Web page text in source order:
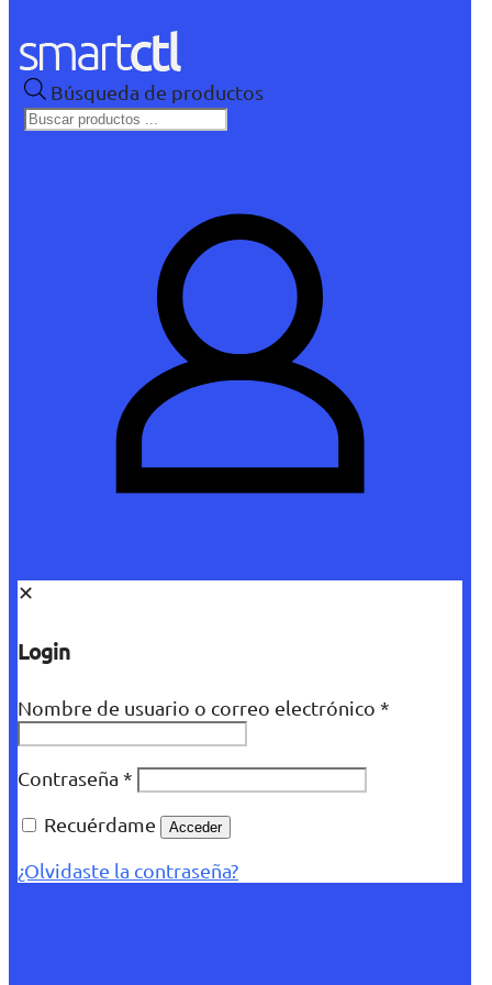
Búsqueda de productos
✕
Login
Nombre de usuario o correo electrónico *
Contraseña *
Recuérdame
Acceder
¿Olvidaste la contraseña?